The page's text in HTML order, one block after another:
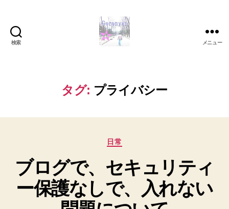
検索
マ
イ
ド
音
と
日
常
の
メニュー
タグ: プライバシー
カ
ゴ
リ
ー
日常
ブログで、セキュリティ
ー保護なしで、入れない